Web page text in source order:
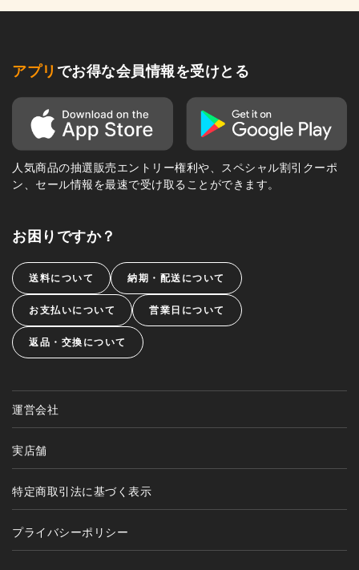
アプリ でお得な会員情報を受けとる
人気商品の抽選販売エントリー権利や、スペシャル割引クーポ
ン、セール情報を最速で受け取ることができます。
お困りですか？
送料について 納期・配送について
お支払いについて 営業日について
返品・交換について
運営会社
実店舗
特定商取引法に基づく表示
プライバシーポリシー